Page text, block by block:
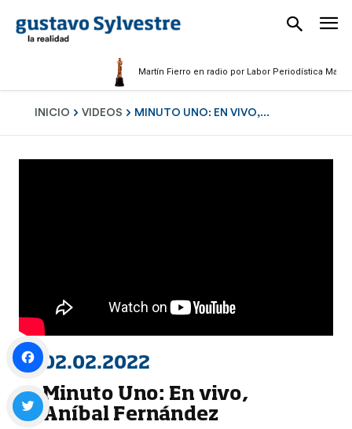
Martín Fierro en radio por Labor Periodística Masculina
INICIO VIDEOS MINUTO UNO: EN VIVO,...
02.02.2022
Minuto Uno: En vivo,
Aníbal Fernández
Facebook